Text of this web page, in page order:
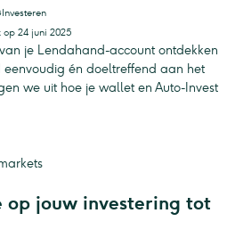
Investeren
op 24 juni 2025
je Lendahand-account ontdekken
én doeltreffend aan het
we uit hoe je wallet en Auto-Invest
op jouw investering tot